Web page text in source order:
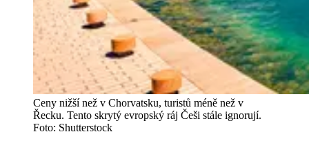
Ceny nižší než v Chorvatsku, turistů méně než v
Řecku. Tento skrytý evropský ráj Češi stále ignorují.
Foto: Shutterstock